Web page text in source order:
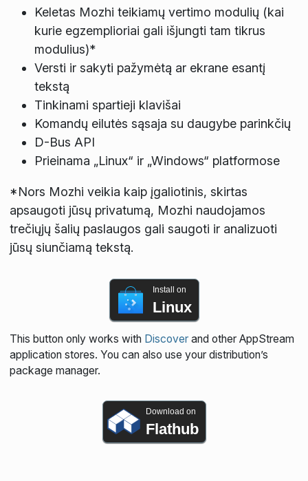
Keletas Mozhi teikiamų vertimo modulių (kai
kurie egzemplioriai gali išjungti tam tikrus
modulius)*
Versti ir sakyti pažymėtą ar ekrane esantį
tekstą
Tinkinami spartieji klavišai
Komandų eilutės sąsaja su daugybe parinkčių
D-Bus API
Prieinama „Linux“ ir „Windows“ platformose
*Nors Mozhi veikia kaip įgaliotinis, skirtas
apsaugoti jūsų privatumą, Mozhi naudojamos
trečiųjų šalių paslaugos gali saugoti ir analizuoti
jūsų siunčiamą tekstą.
Install on
Linux
This button only works with Discoverand other AppStream
application stores. You can also use your distribution’s
package manager.
Download on
Flathub